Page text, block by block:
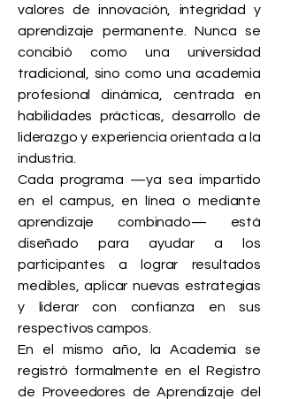
valores de innovación, integridad y
aprendizaje permanente. Nunca se
concibió como una universidad
tradicional, sino como una academia
profesional dinámica, centrada en
habilidades prácticas, desarrollo de
liderazgo y experiencia orientada a la
industria.
Cada programa —ya sea impartido
en el campus, en línea o mediante
aprendizaje combinado— está
diseñado para ayudar a los
participantes a lograr resultados
medibles, aplicar nuevas estrategias
y liderar con confianza en sus
respectivos campos.
En el mismo año, la Academia se
registró formalmente en el Registro
de Proveedores de Aprendizaje del